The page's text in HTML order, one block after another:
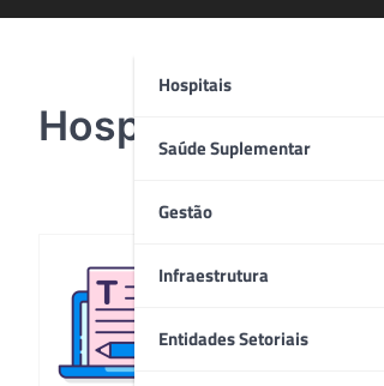
Hospitais
Saúde Suplementar
Gestão
Infraestrutura
Entidades Setoriais
Hospital Erasto